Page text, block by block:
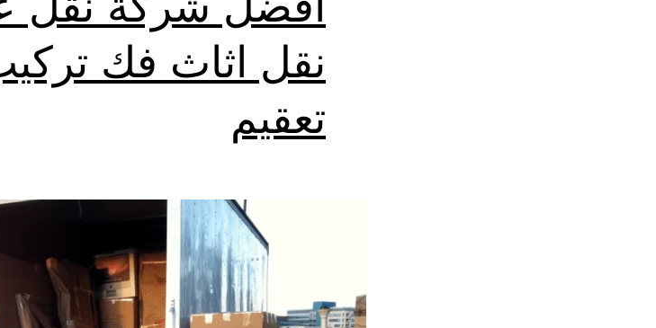
نقل اثاث فك
تعقيم